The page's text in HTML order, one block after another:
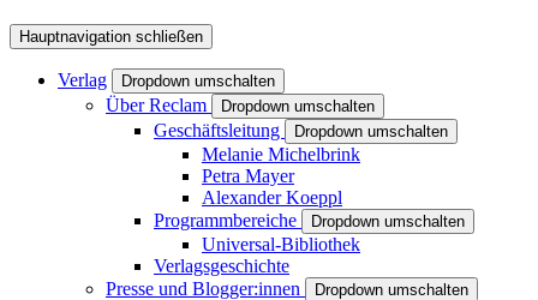
Hauptnavigation schließen
Verlag Dropdown umschalten
Über Reclam Dropdown umschalten
Geschäftsleitung Dropdown umschalten
Melanie Michelbrink
Petra Mayer
Alexander Koeppl
Programmbereiche
Dropdown umschalten
Universal-Bibliothek
Verlagsgeschichte
Presse und Blogger:innen
Dropdown umschalten